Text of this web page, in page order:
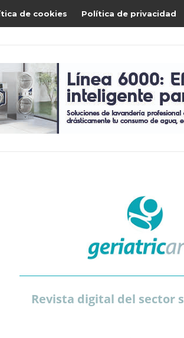
de cookies Política de privacidad
Revista digital del sector